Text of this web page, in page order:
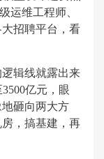
运维工程师、
招聘平台，看
辑线就露出来
亿元，眼
砸向两大方
，搞基建，再